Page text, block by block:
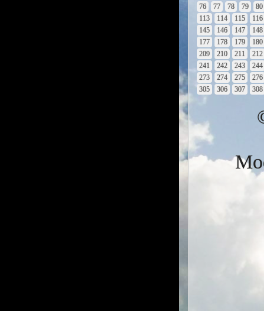
76
77 78 79
80
113
114 115
116
145
146 147
148
177
178 179
180
209
210 211
212
241
242 243
244
273
274 275
276
305
306 307 308